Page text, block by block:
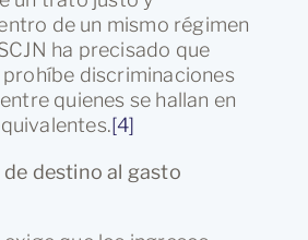
de un mismo régimen
ha precisado que
discriminaciones
quienes se hallan en
[4]
destino al gasto